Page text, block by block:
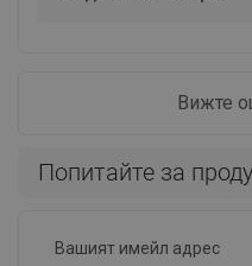
Вижте
Попитайте за